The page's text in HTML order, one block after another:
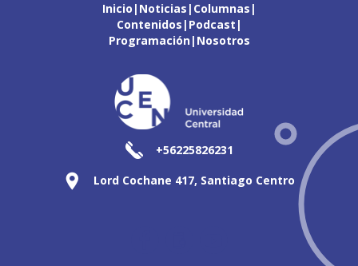
Inicio Noticias Columnas
Contenidos Podcast
Programación Nosotros
+56225826231
Lord Cochane 417, Santiago Centro